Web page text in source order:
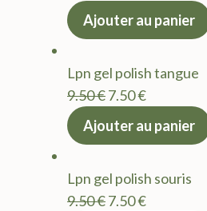
prix
9.50 €.
actuel
7.50 €.
Ajouter au panier
Lpn gel polish tangue
9.50€Le
prix
9.50 €.
7.50€Le
actuel
7.50 €.
Ajouter au panier
Lpn gel polish souris
9.50€Le
7.50€Le